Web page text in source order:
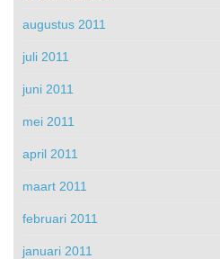
augustus 2011
juli 2011
juni 2011
mei 2011
april 2011
maart 2011
februari 2011
januari 2011